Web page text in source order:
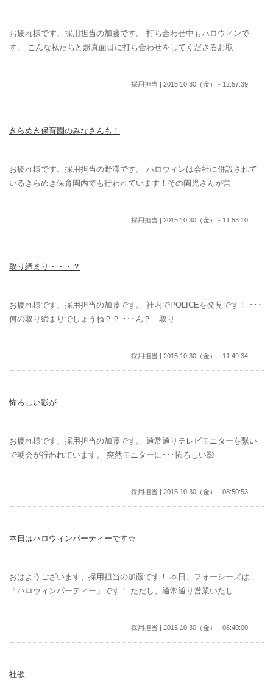
お疲れ様です、採用担当の加藤です。 打ち合わせ中もハロウィンで
す。 こんな私たちと超真面目に打ち合わせをしてくださるお取
採用担当 | 2015.10.30（金） - 12:57:39
きらめき保育園のみなさんも！
お疲れ様です。採用担当の野澤です。 ハロウィンは会社に併設されて
いるきらめき保育園内でも行われています！その園児さんが営
採用担当 | 2015.10.30（金） - 11:53:10
取り締まり・・・？
お疲れ様です、採用担当の加藤です。 社内でPOLICEを発見です！ ･･･
何の取り締まりでしょうね？？ ･･･ん？ 取り
採用担当 | 2015.10.30（金） - 11:49:34
怖ろしい影が...
お疲れ様です、採用担当の加藤です。 通常通りテレビモニターを繋い
で朝会が行われています。 突然モニターに･･･怖ろしい影
採用担当 | 2015.10.30（金） - 08:50:53
本日はハロウィンパーティーです☆
おはようございます、採用担当の加藤です！ 本日、フォーシーズは
「ハロウィンパーティー」です！ ただし、通常通り営業いたし
採用担当 | 2015.10.30（金） - 08:40:00
社歌